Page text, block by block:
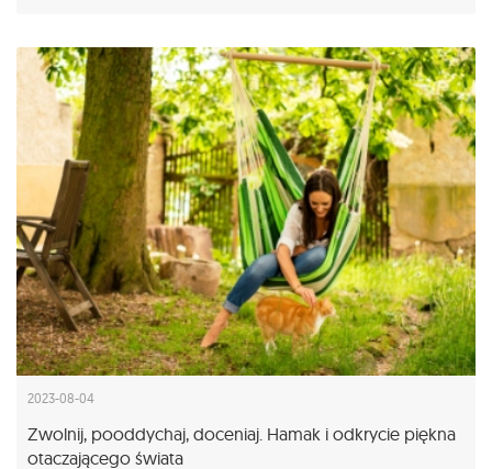
2023-08-04
Zwolnij, pooddychaj, doceniaj. Hamak i odkrycie piękna
otaczającego świata